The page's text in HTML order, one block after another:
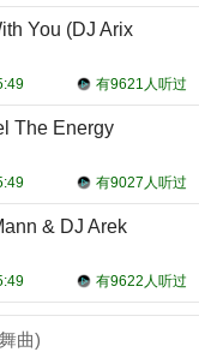
You (DJ Arix
有9621人听过
The Energy
有9027人听过
& DJ Arek
有9622人听过
曲)